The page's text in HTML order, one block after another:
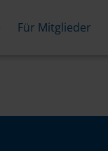
Für Mitglieder